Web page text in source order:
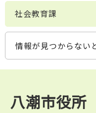
社会教育課
情報が見つからない
八潮市役所